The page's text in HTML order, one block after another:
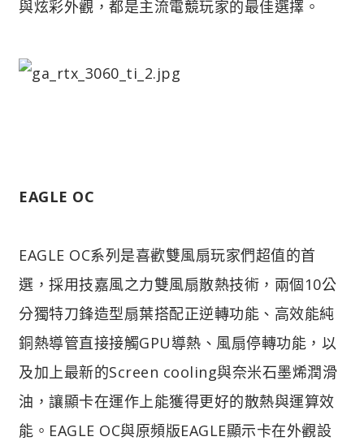
與炫彩外觀，都是主流電競玩家的最佳選擇。
EAGLE OC
EAGLE OC系列是喜歡雙風扇玩家們超值的首
選，採用技嘉風之力雙風扇散熱技術，兩個10公
分獨特刀鋒造型扇葉搭配正逆轉功能、高效能純
銅熱導管直接接觸GPU導熱、風扇停轉功能，以
及加上最新的Screen cooling與奈米石墨烯潤滑
油，讓顯卡在運作上能獲得更好的散熱與運算效
能。EAGLE OC與原頻版EAGLE顯示卡在外觀設